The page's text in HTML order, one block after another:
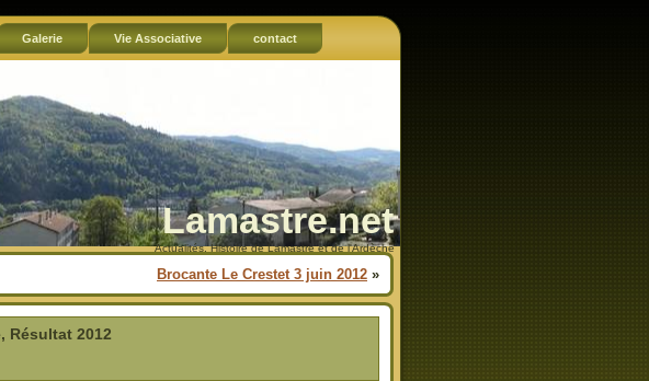
Galerie Vie Associative contact
Lamastre.net
Actualités, Histoire de Lamastre et de l'Ardèche
Brocante Le Crestet 3 juin 2012 »
Résultat 2012